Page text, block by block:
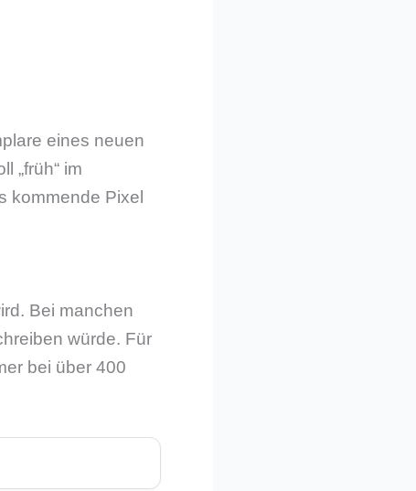
eines neuen
„früh“ im
kommende Pixel
Bei manchen
würde. Für
bei über 400